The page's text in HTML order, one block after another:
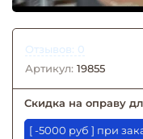
Отзывов: 0
Артикул: 19855
Скидка на оправу
[ -5000 руб